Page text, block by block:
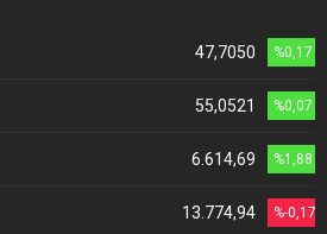
47,7050 %0,17
55,0521 %0,07
6.614,69 %1,88
13.774,94 %-0,17